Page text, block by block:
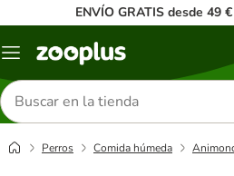
ENVÍO GRATIS desde 49
Menú
Buscar
productos
Perros Comida húmeda